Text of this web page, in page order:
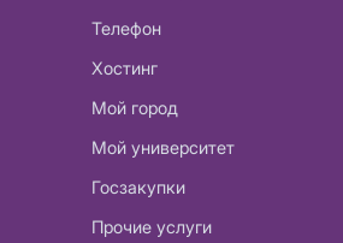
Телефон
Хостинг
Мой город
Мой университет
Госзакупки
Прочие услуги